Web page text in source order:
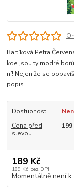
Bartíková Petra
kde jsou ty modré
ní! Nejen že se
popis
Dostupnost
Cena před
slevou
199
189 Kč
189 Kč bez DPH
Momentálně není k